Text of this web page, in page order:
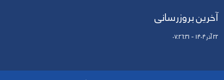
آخرین بروزرسانی
22 آذر 1404 - 07:26:31